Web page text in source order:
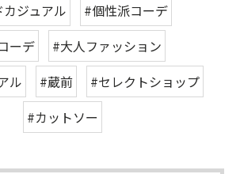
ジュアル
#個性派コーデ
ーデ
#大人ファッション
ル
#蔵前
#セレクトショップ
#カットソー